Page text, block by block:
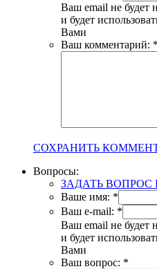
Ваш email не будет
и будет
Вами
Ваш комментарий: *
СОХРАНИТЬ
Вопросы:
ЗАДАТЬ
Ваше имя: *
Ваш e-mail: *
Ваш email не будет
и будет
Вами
Ваш вопрос: *